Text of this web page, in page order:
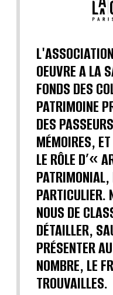
OEUVRE A LA
FONDS DES
PATRIMOINE
DES
MÉMOIRES,
LE RÔLE D’«
PARTICULIER.
NOUS DE
DÉTAILLER,
PRÉSENTER
NOMBRE, LE
TROUVAILLES.